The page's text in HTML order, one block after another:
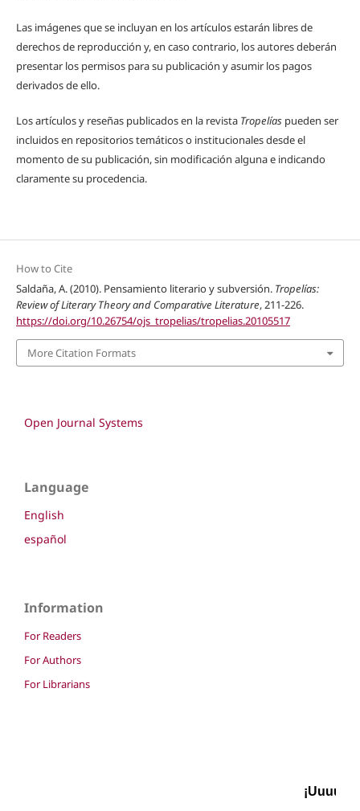
Las imágenes que se incluyan en los artículos estarán libres de
derechos de reproducción y, en caso contrario, los autores deberán
presentar los permisos para su publicación y asumir los pagos
derivados de ello.
Los artículos y reseñas publicados en la revista Tropelíaspueden ser
incluidos en repositorios temáticos o institucionales desde el
momento de su publicación, sin modificación alguna e indicando
claramente su procedencia.
How to Cite
Saldaña, A. (2010). Pensamiento literario y subversión. Tropelías:
Review of Literary Theory and Comparative Literature, 211-226.
https://doi.org/10.26754/ojs_tropelias/tropelias.20105517
More Citation Formats
Open Journal Systems
Language
English
español
Information
For Readers
For Authors
For Librarians